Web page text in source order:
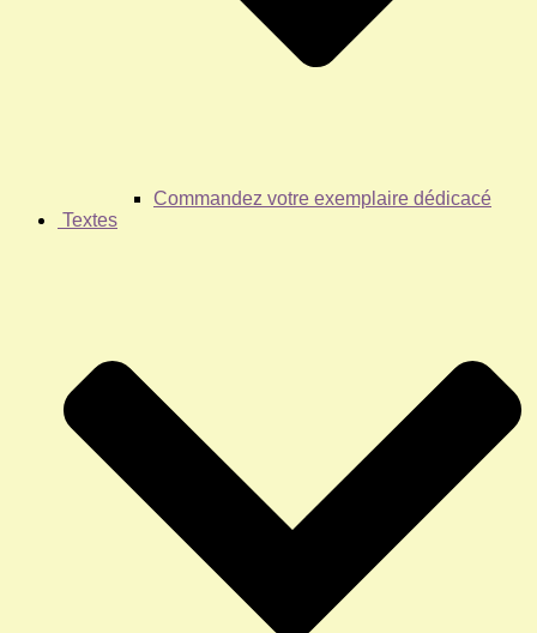
Commandez votre exemplaire dédicacé
Textes